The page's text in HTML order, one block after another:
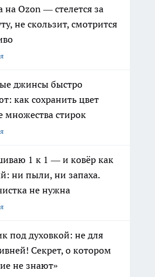
на Ozon — стелется за
не скользит, смотрится
джинсы быстро
как сохранить цвет
множества стирок
1 к 1 — и ковёр как
ни пыли, ни запаха.
не нужна
под духовкой: не для
Секрет, о котором
не знают»